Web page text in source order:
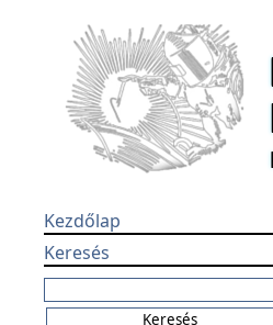
Kezdőlap
Keresés